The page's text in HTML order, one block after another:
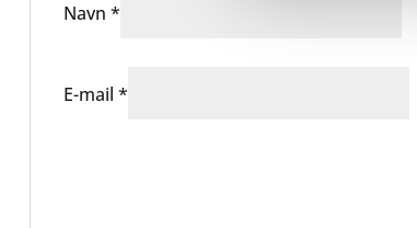
Navn *
E-mail *